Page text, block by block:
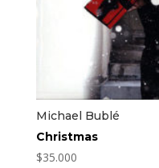
Michael Bublé
Christmas
$35.000